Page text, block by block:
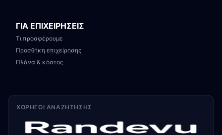
ΓΙΑ ΕΠΙΧΕΙΡΗΣΕΙΣ
Τι προσφέρουμε
Προσθήκη επιχείρησης
Πλάνα & κόστος
ΧΟΡΗΓΟΊ ΑΝΑΖΉΤΗΣΗΣ